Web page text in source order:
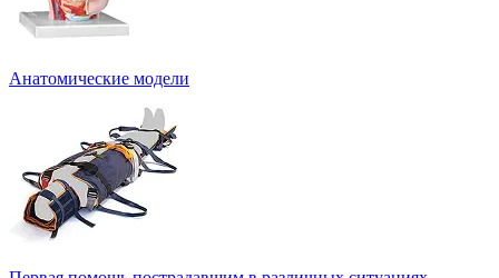
Анатомические модели